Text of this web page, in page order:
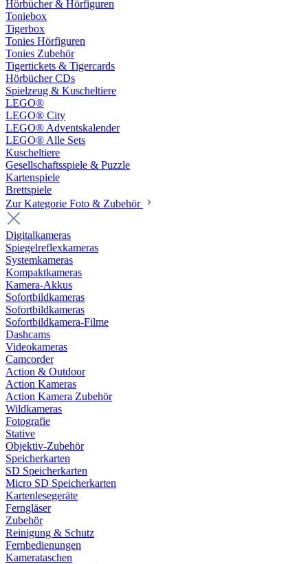
Hörbücher & Hörfiguren
Toniebox
Tigerbox
Tonies Hörfiguren
Tonies Zubehör
Tigertickets & Tigercards
Hörbücher CDs
Spielzeug & Kuscheltiere
LEGO®
LEGO® City
LEGO® Adventskalender
LEGO® Alle Sets
Kuscheltiere
Gesellschaftsspiele & Puzzle
Kartenspiele
Brettspiele
Zur Kategorie Foto & Zubehör
Digitalkameras
Spiegelreflexkameras
Systemkameras
Kompaktkameras
Kamera-Akkus
Sofortbildkameras
Sofortbildkameras
Sofortbildkamera-Filme
Dashcams
Videokameras
Camcorder
Action & Outdoor
Action Kameras
Action Kamera Zubehör
Wildkameras
Fotografie
Stative
Objektiv-Zubehör
Speicherkarten
SD Speicherkarten
Micro SD Speicherkarten
Kartenlesegeräte
Ferngläser
Zubehör
Reinigung & Schutz
Fernbedienungen
Kamerataschen